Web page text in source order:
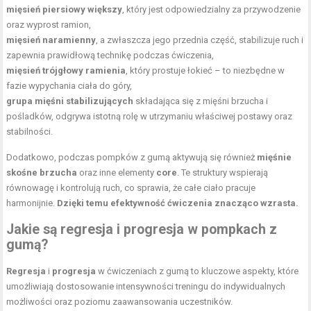
mięsień piersiowy większy, który jest odpowiedzialny za przywodzenie
oraz wyprost ramion,
mięsień naramienny, a zwłaszcza jego przednia część, stabilizuje ruch i
zapewnia prawidłową technikę podczas ćwiczenia,
mięsień trójgłowy ramienia, który prostuje łokieć – to niezbędne w
fazie wypychania ciała do góry,
grupa mięśni stabilizujących składająca się z mięśni brzucha i
pośladków, odgrywa istotną rolę w utrzymaniu właściwej postawy oraz
stabilności.
Dodatkowo, podczas pompków z gumą aktywują się również mięśnie
skośne brzucha oraz inne elementy core. Te struktury wspierają
równowagę i kontrolują ruch, co sprawia, że całe ciało pracuje
harmonijnie. Dzięki temu efektywność ćwiczenia znacząco wzrasta.
Jakie są regresja i progresja w pompkach z
gumą?
Regresja i progresja w ćwiczeniach z gumą to kluczowe aspekty, które
umożliwiają dostosowanie intensywności treningu do indywidualnych
możliwości oraz poziomu zaawansowania uczestników.